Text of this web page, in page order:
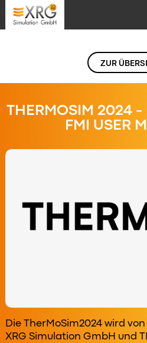
Direkt zum Inhalt
ZUR
THERMOSIM 2024 -
FMI USER
Die TherMoSim2024 wird
XRG Simulation GmbH und